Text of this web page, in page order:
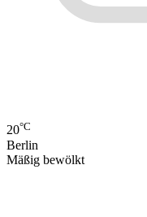
20°C
Berlin
Mäßig bewölkt